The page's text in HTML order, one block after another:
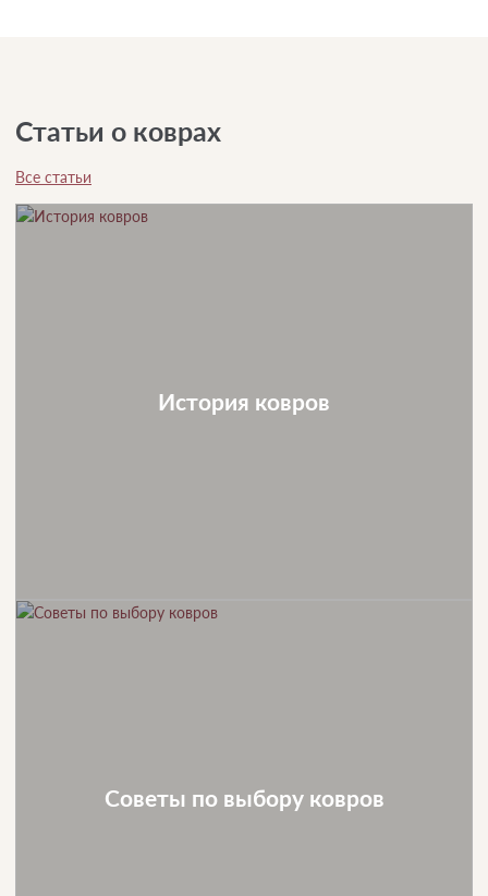
Статьи о коврах
Все статьи
История ковров
Советы по выбору ковров